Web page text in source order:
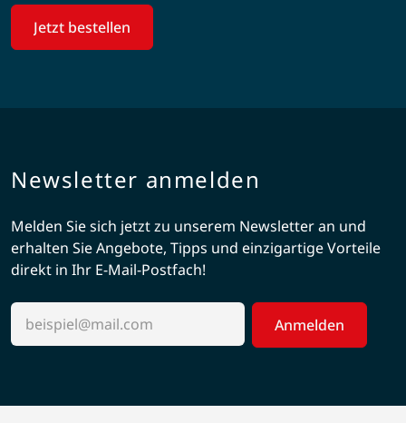
Jetzt bestellen
Newsletter anmelden
Melden Sie sich jetzt zu unserem Newsletter an und
erhalten Sie Angebote, Tipps und einzigartige Vorteile
direkt in Ihr E-Mail-Postfach!
Anmelden